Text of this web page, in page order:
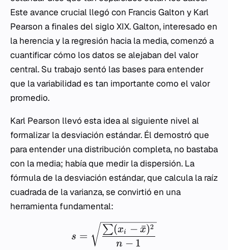
Este avance crucial llegó con Francis Galton y Karl
Pearson a finales del siglo XIX. Galton, interesado en
la herencia y la regresión hacia la media, comenzó a
cuantificar cómo los datos se alejaban del valor
central. Su trabajo sentó las bases para entender
que la variabilidad es tan importante como el valor
promedio.
Karl Pearson llevó esta idea al siguiente nivel al
formalizar la desviación estándar. Él demostró que
para entender una distribución completa, no bastaba
con la media; había que medir la dispersión. La
fórmula de la desviación estándar, que calcula la raíz
cuadrada de la varianza, se convirtió en una
herramienta fundamental:
s =
n − 1
∑(xi − x
ˉ)2